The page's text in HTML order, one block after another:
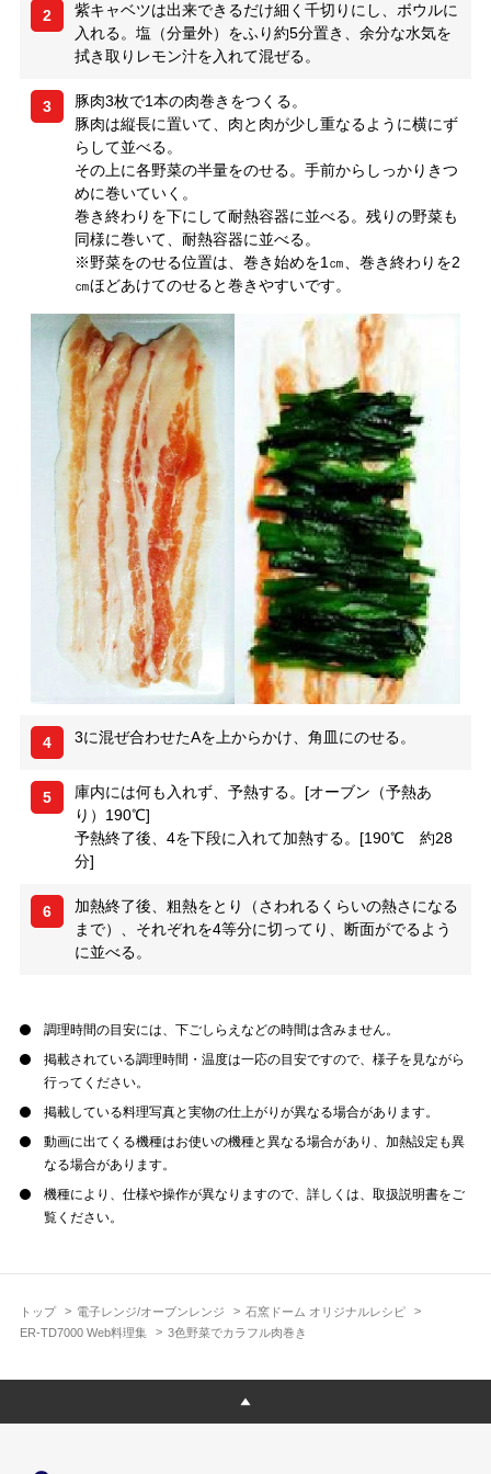
トップ 電子レンジ/オーブンレンジ
石窯ドーム オリジナルレシピ
ER-TD7000 Web料理集
3色野菜でカラフル肉巻き
2
紫キャベツは出来できるだけ細く千切りにし、ボウルに
入れる。塩（分量外）をふり約5分置き、余分な水気を
拭き取りレモン汁を入れて混ぜる。
3
豚肉3枚で1本の肉巻きをつくる。
豚肉は縦長に置いて、肉と肉が少し重なるように横にず
らして並べる。
その上に各野菜の半量をのせる。手前からしっかりきつ
めに巻いていく。
巻き終わりを下にして耐熱容器に並べる。残りの野菜も
同様に巻いて、耐熱容器に並べる。
※野菜をのせる位置は、巻き始めを1㎝、巻き終わりを2
㎝ほどあけてのせると巻きやすいです。
4 3に混ぜ合わせたAを上からかけ、角皿にのせる。
5
庫内には何も入れず、予熱する。[オーブン（予熱あ
り）190℃]
予熱終了後、4を下段に入れて加熱する。[190℃ 約28
分]
6
加熱終了後、粗熱をとり（さわれるくらいの熱さになる
まで）、それぞれを4等分に切ってり、断面がでるよう
に並べる。
調理時間の目安には、下ごしらえなどの時間は含みません。
掲載されている調理時間・温度は一応の目安ですので、様子を見ながら
行ってください。
掲載している料理写真と実物の仕上がりが異なる場合があります。
動画に出てくる機種はお使いの機種と異なる場合があり、加熱設定も異
なる場合があります。
機種により、仕様や操作が異なりますので、詳しくは、取扱説明書をご
覧ください。